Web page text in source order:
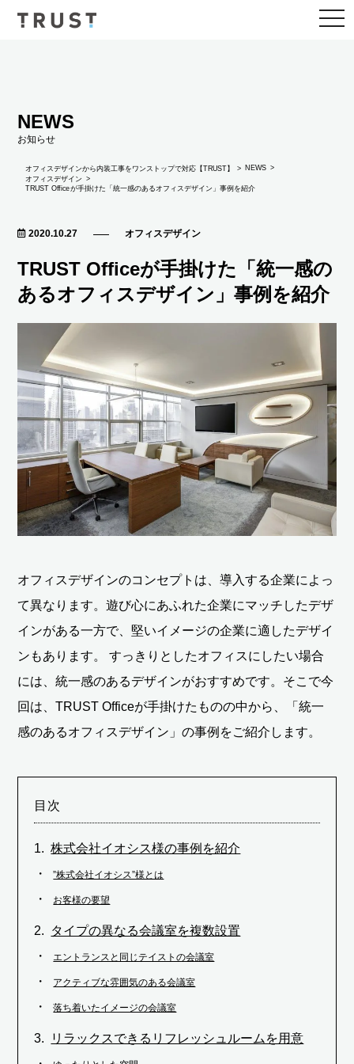
NEWS
お知らせ
オフィスデザインから内装工事をワンストップで対応【TRUST】
NEWS
オフィスデザイン
TRUST Officeが手掛けた「統一感のあるオフィスデザイン」事例を紹介
2020.10.27 オフィスデザイン
TRUST Officeが手掛けた「統一感の
あるオフィスデザイン」事例を紹介
オフィスデザインのコンセプトは、導入する企業によっ
て異なります。遊び心にあふれた企業にマッチしたデザ
インがある一方で、堅いイメージの企業に適したデザイ
ンもあります。 すっきりとしたオフィスにしたい場合
には、統一感のあるデザインがおすすめです。そこで今
回は、TRUST Officeが手掛けたものの中から、「統一
感のあるオフィスデザイン」の事例をご紹介します。
目次
株式会社イオシス様の事例を紹介
”株式会社イオシス”様とは
お客様の要望
タイプの異なる会議室を複数設置
エントランスと同じテイストの会議室
アクティブな雰囲気のある会議室
落ち着いたイメージの会議室
リラックスできるリフレッシュルームを用意